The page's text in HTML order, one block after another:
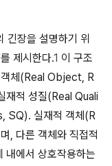
긴장을 설명하기 위
제시한다.1 이 구조
객체(Real Object, R
적 성질(Real Quali
SQ). 실재적 객체(R
, 다른 객체와 직접적
내에서 상호작용하는